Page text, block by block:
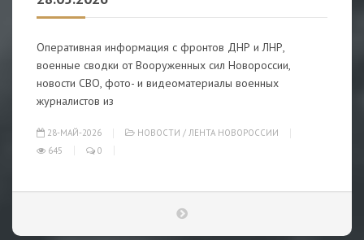
Оперативная информация с фронтов ДНР и ЛНР,
военные сводки от Вооруженных сил Новороссии,
новости СВО, фото- и видеоматериалы военных
журналистов из
28-МАЙ-2026 НОВОСТИ / ЛЕНТА НОВОРОССИИ
645
0